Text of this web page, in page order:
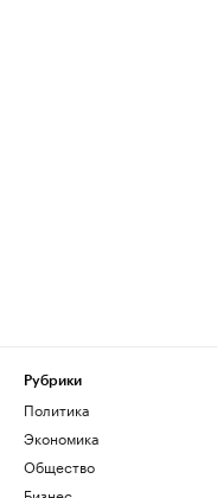
Рубрики
Политика
Экономика
Общество